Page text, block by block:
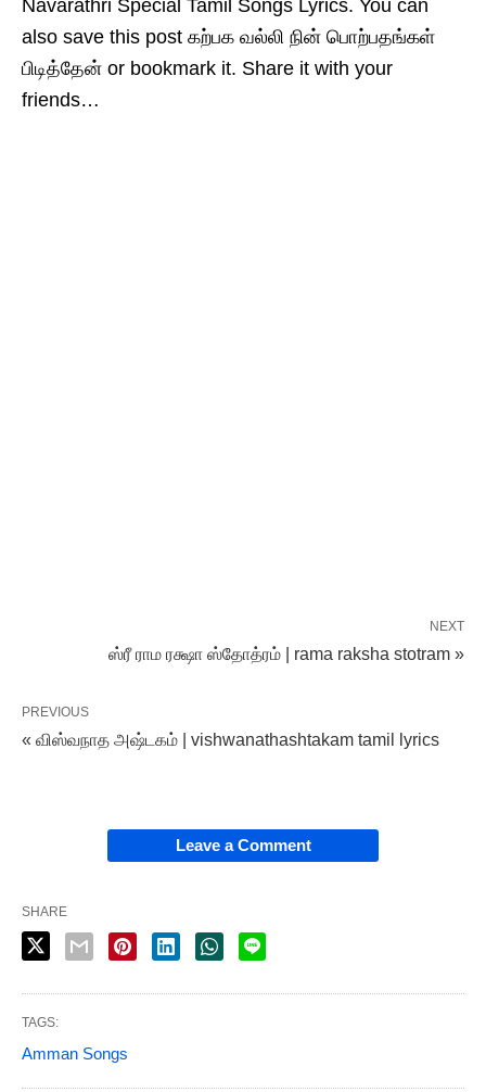
Navarathri Special Tamil Songs Lyrics. You can
also save this post கற்பக வல்லி நின் பொற்பதங்கள்
பிடித்தேன் or bookmark it. Share it with your
friends…
NEXT
ஸ்ரீ ராம ரக்ஷா ஸ்தோத்ரம் | rama raksha stotram »
PREVIOUS
« விஸ்வநாத அஷ்டகம் | vishwanathashtakam tamil lyrics
Leave a Comment
SHARE
TAGS:
Amman Songs